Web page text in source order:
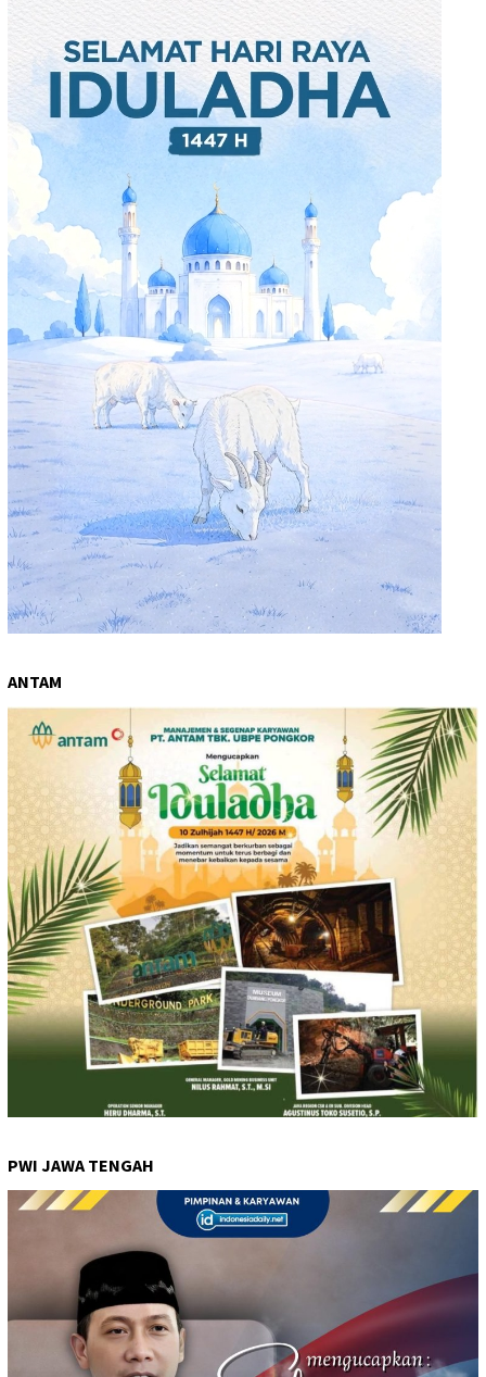
ANTAM
PWI JAWA TENGAH